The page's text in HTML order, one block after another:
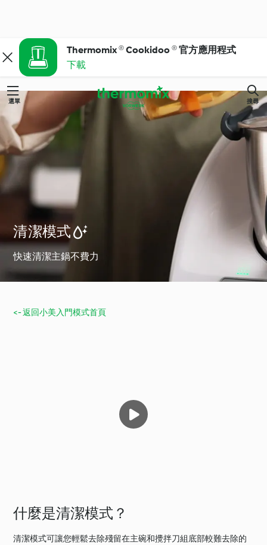
Thermomix ® Cookidoo ® 官方應用程式
下載
選單 搜尋
清潔模式 
快速清潔主鍋不費力
<- 返回小美入門模式首頁
什麼是清潔模式？
清潔模式可讓您輕鬆去除殘留在主碗和攪拌刀組底部較難去除的